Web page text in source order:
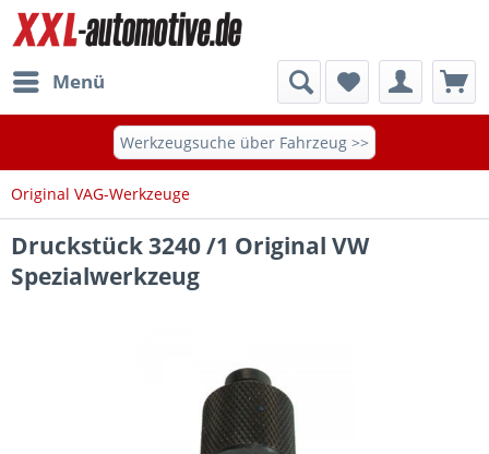
Menü
Werkzeugsuche über Fahrzeug >>
Original VAG-Werkzeuge
Druckstück 3240 /1 Original VW
Spezialwerkzeug